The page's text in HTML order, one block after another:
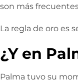
son más
La regla de oro es
¿Y en
Palma tuvo su